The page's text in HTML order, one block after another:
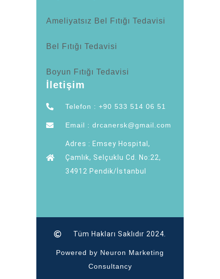
Ameliyatsız Bel Fıtığı Tedavisi
Bel Fıtığı Tedavisi
Boyun Fıtığı Tedavisi
İletişim
Telefon : +90 533 514 06 51
Email : drcanersk@gmail.com
Adres : Emsey Hospital,
Çamlık, Selçuklu Cd. No:22,
34912 Pendik/İstanbul
Tüm Hakları Saklıdır 2024.
Powered by Neuron Marketing
Consultancy